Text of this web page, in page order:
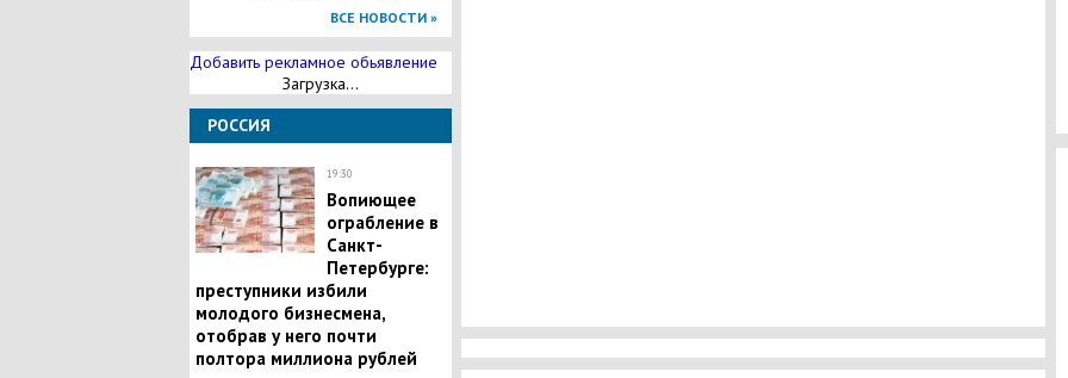
ВСЕ НОВОСТИ »
Добавить рекламное обьявление
Загрузка...
РОССИЯ
19:30
​Вопиющее
ограбление в
Санкт-
Петербурге:
преступники избили
молодого бизнесмена,
отобрав у него почти
полтора миллиона рублей